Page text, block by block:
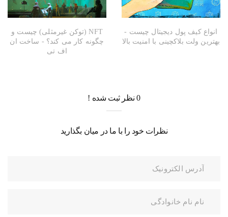
NFT (توکن غیرمثلی) چیست و
چگونه کار می کند؟ - ساخت ان
اف تی
انواع کیف پول دیجیتال چیست -
بهترین ولت بلاکچینی با امنیت بالا
0 نظر ثبت شده !
نظرات خود را با ما در میان بگذارید